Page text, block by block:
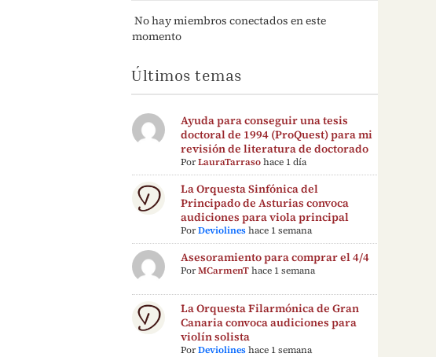
No hay miembros conectados en este
momento
Últimos temas
Ayuda para conseguir una tesis
doctoral de 1994 (ProQuest) para mi
revisión de literatura de doctorado
PorLauraTarraso hace 1 día
La Orquesta Sinfónica del
Principado de Asturias convoca
audiciones para viola principal
PorDeviolines hace 1 semana
Asesoramiento para comprar el 4/4
PorMCarmenT hace 1 semana
La Orquesta Filarmónica de Gran
Canaria convoca audiciones para
violín solista
PorDeviolines hace 1 semana